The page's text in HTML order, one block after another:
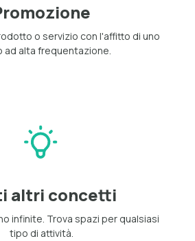
o servizio con l'affitto di uno
ad alta frequentazione.
altri concetti
infinite. Trova spazi per qualsiasi
tipo di attività.